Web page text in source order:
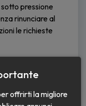
pressione
rinunciare al
le richieste
offrirti la migliore